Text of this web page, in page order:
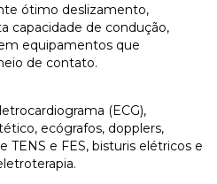
ótimo deslizamento,
capacidade de condução,
equipamentos que
de contato.
(ECG),
ecógrafos, dopplers,
TENS e FES, bisturis elétricos e